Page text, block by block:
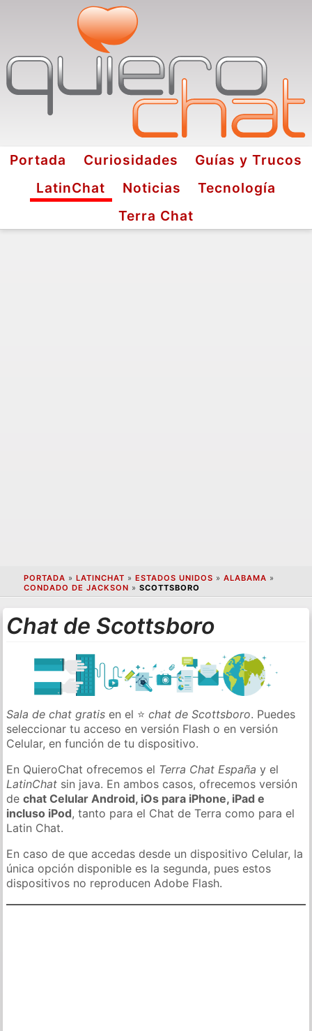
Portada Curiosidades
Guías y Trucos
LatinChat
Noticias
Tecnología
Terra Chat
PORTADA » LATINCHAT » ESTADOS UNIDOS » ALABAMA »
CONDADO DE JACKSON » SCOTTSBORO
Chat de Scottsboro
Sala de chat gratis en el ⭐chat de Scottsboro. Puedes
seleccionar tu acceso en versión Flash o en versión
Celular, en función de tu dispositivo.
En QuieroChat ofrecemos el Terra Chat España y el
LatinChat sin java. En ambos casos, ofrecemos versión
dechat Celular Android, iOs para iPhone, iPad e
incluso iPod, tanto para el Chat de Terra como para el
Latin Chat.
En caso de que accedas desde un dispositivo Celular, la
única opción disponible es la segunda, pues estos
dispositivos no reproducen Adobe Flash.